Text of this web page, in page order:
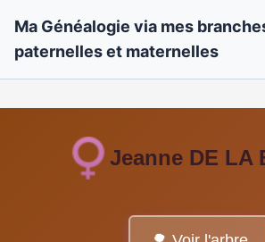
Ma Généalogie via mes
paternelles et maternelles
Jeanne DE LA